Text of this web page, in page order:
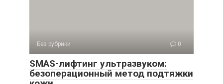
Без рубрики 0
SMAS-лифтинг ультразвуком:
безоперационный метод подтяжки